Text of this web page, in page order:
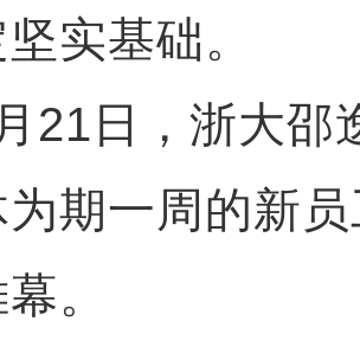
实基础。
日，浙大邵
为期一周的新
。